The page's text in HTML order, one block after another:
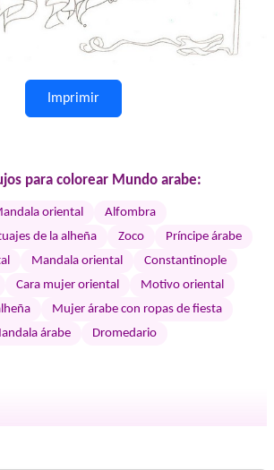
Imprimir
para colorear Mundo arabe:
oriental
Alfombra
de la alheña
Zoco
Príncipe árabe
Mandala oriental
Constantinople
Cara mujer oriental
Motivo oriental
Mujer árabe con ropas de fiesta
árabe
Dromedario